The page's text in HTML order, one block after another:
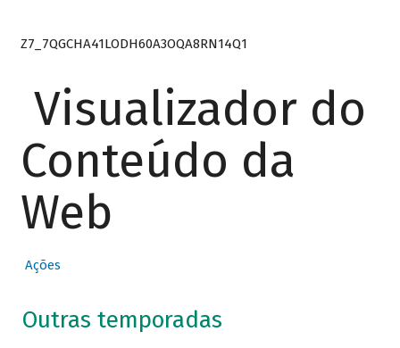
Z7_7QGCHA41LODH60A3OQA8RN14Q1
Visualizador do
Conteúdo da
Web
Ações
Outras temporadas